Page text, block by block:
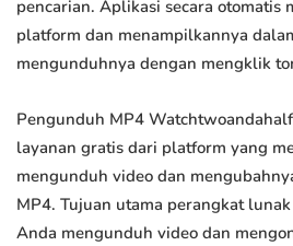
pencarian. Aplikasi secara otomatis
platform dan menampilkannya
mengunduhnya dengan mengklik
Pengunduh MP4
layanan gratis dari platform yang
mengunduh video dan
MP4. Tujuan utama perangkat
Anda mengunduh video dan